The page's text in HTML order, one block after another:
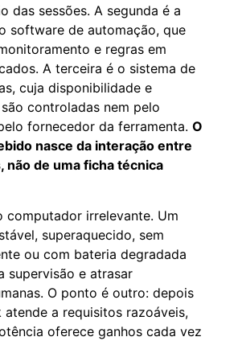
das sessões. A segunda é a
software de automação, que
e regras em
A terceira é o sistema de
cuja disponibilidade e
controladas nem pelo
fornecedor da ferramenta. O
nasce da interação entre
não de uma ficha técnica
computador irrelevante. Um
superaquecido, sem
ou com bateria degradada
supervisão e atrasar
O ponto é outro: depois
a requisitos razoáveis,
oferece ganhos cada vez